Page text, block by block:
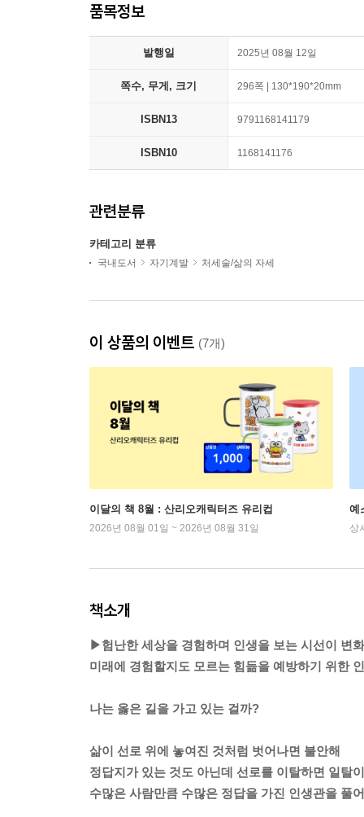
품목정보
발행일 2025년 08월 12일
쪽수, 무게, 크기 296쪽 | 130*190*20mm
ISBN13 9791168141179
ISBN10 1168141176
관련분류
카테고리 분류
국내도서 자기계발 처세술/삶의 자세
이 상품의 이벤트 (7개)
이달의 책 8월 : 산리오캐릭터즈 유리컵
2026년 08월 01일 ~ 2026년 08월 31일
예
상
책소개
▶험난한 세상을 경험하며 인생을 보는 시선이 변
미래에 경험할지도 모르는 힘듦을 예방하기 위한
나는 옳은 길을 가고 있는 걸까?
삶이 선로 위에 놓여진 것처럼 벗어나면 불안해
정답지가 있는 것도 아닌데 선로를 이탈하면 일탈
수많은 사람만큼 수많은 정답을 가진 인생관을 풀